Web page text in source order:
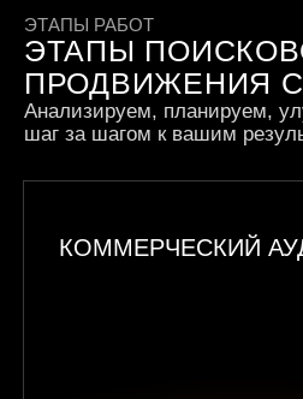
ЭТАПЫ РАБОТ
ЭТАПЫ
ПРОДВИЖЕНИЯ
Анализируем, планируем,
шаг за шагом к вашим
КОММЕРЧЕСКИЙ